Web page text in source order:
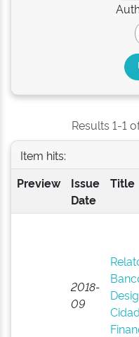
Results 1-1
Item hits:
Preview
Issue
Date
Title
2018-
09